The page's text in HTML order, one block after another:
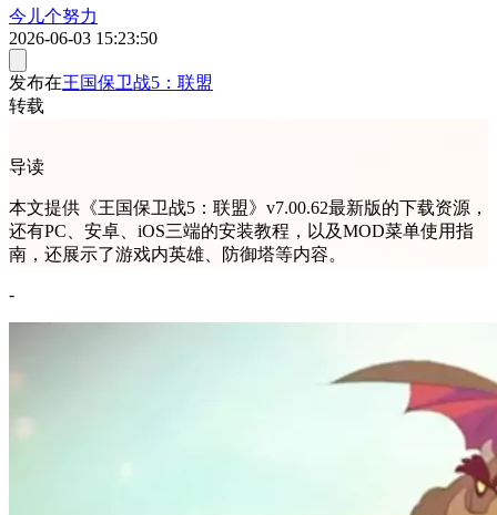
今儿个努力
2026-06-03 15:23:50
发布在王国保卫战5：联盟
转载
导读
本文提供《王国保卫战5：联盟》v7.00.62最新版的下载资源，
还有PC、安卓、iOS三端的安装教程，以及MOD菜单使用指
南，还展示了游戏内英雄、防御塔等内容。
-